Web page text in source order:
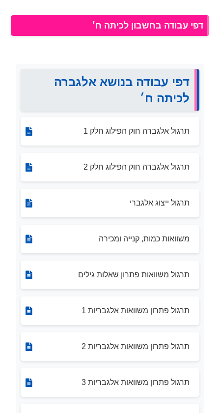
דפי עבודה בחשבון לכיתה ח׳
דפי עבודה בנושא אלגברה
לכיתה ח׳
תרגול אלגברה חוק הפילוג חלק 1
תרגול אלגברה חוק הפילוג חלק 2
תרגול ייצוג אלגברי
משוואות כמות, קנייה ומכירה
תרגול משוואות פתרון שאלות גילים
תרגול פתרון משוואות אלגבריות 1
תרגול פתרון משוואות אלגבריות 2
תרגול פתרון משוואות אלגבריות 3